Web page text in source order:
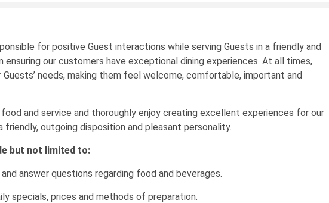
for positive Guest interactions while serving Guests in a friendly and
ensuring our customers have exceptional dining experiences. At all times,
needs, making them feel welcome, comfortable, important and
and service and thoroughly enjoy creating excellent experiences for our
outgoing disposition and pleasant personality.
but not limited to:
answer questions regarding food and beverages.
specials, prices and methods of preparation.